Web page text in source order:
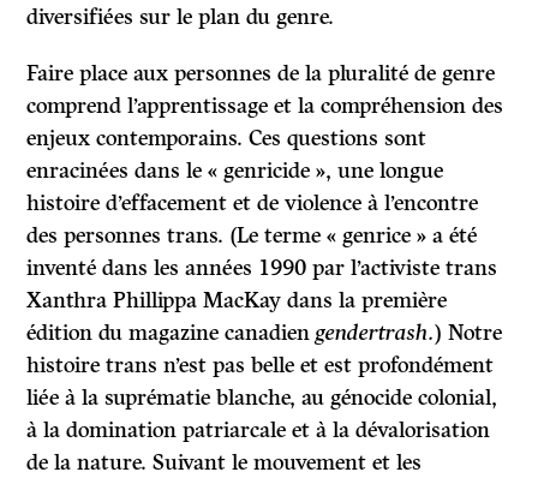
diversifiées sur le plan du genre.
Faire place aux personnes de la pluralité de genre
comprend l’apprentissage et la compréhension des
enjeux contemporains. Ces questions sont
enracinées dans le « genricide », une longue
histoire d’effacement et de violence à l’encontre
des personnes trans. (Le terme « genrice » a été
inventé dans les années 1990 par l’activiste trans
Xanthra Phillippa MacKay dans la première
édition du magazine canadiengendertrash.) Notre
histoire trans n’est pas belle et est profondément
liée à la suprématie blanche, au génocide colonial,
à la domination patriarcale et à la dévalorisation
de la nature. Suivant le mouvement et les